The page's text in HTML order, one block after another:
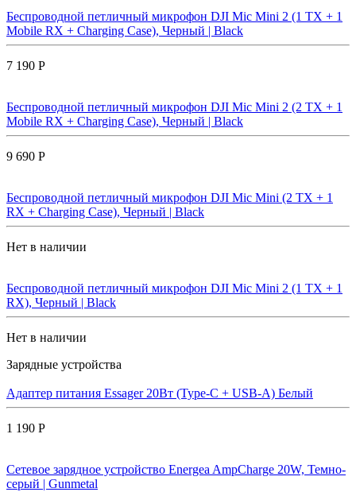
Беспроводной петличный микрофон DJI Mic Mini 2 (1 TX + 1
Mobile RX + Charging Case), Черный | Black
7 190 Р
Беспроводной петличный микрофон DJI Mic Mini 2 (2 TX + 1
Mobile RX + Charging Case), Черный | Black
9 690 Р
Беспроводной петличный микрофон DJI Mic Mini (2 TX + 1
RX + Charging Case), Черный | Black
Нет в наличии
Беспроводной петличный микрофон DJI Mic Mini 2 (1 TX + 1
RX), Черный | Black
Нет в наличии
Зарядные устройства
Адаптер питания Essager 20Вт (Type-C + USB-A) Белый
1 190 Р
Сетевое зарядное устройство Energea AmpCharge 20W, Темно-
серый | Gunmetal